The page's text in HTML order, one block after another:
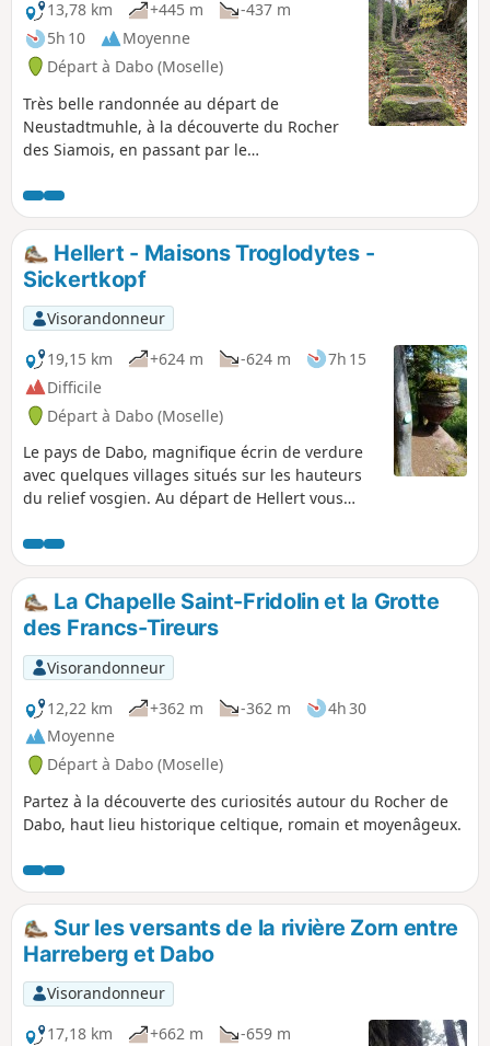
13,78 km +445 m
-437 m
5h 10
Moyenne
Départ à Dabo (Moselle)
Très belle randonnée au départ de
Neustadtmuhle, à la découverte du Rocher
des Siamois, en passant par le
Geisterfelsen. Une grande partie de la
randonnée se pratique en forêt sur de
beaux sentiers balisés.
Hellert - Maisons Troglodytes -
Sickertkopf
Visorandonneur
19,15 km
+624 m -624 m
7h 15
Difficile
Départ à Dabo (Moselle)
Le pays de Dabo, magnifique écrin de verdure
avec quelques villages situés sur les hauteurs
du relief vosgien. Au départ de Hellert vous
baptistère, les rochers du Pfannenfels et du
Sickerkopf d'où une magnifique vue s'offre sur
Dabo et son rocher, la borne frontière de St
Martin et enfin les maisons troglodytes.
La Chapelle Saint-Fridolin et la Grotte
des Francs-Tireurs
Visorandonneur
12,22 km
+362 m -362 m
4h 30
Moyenne
Départ à Dabo (Moselle)
Partez à la découverte des curiosités autour du Rocher de
Dabo, haut lieu historique celtique, romain et moyenâgeux.
Sur les versants de la rivière Zorn entre
Harreberg et Dabo
Visorandonneur
17,18 km
+662 m
-659 m